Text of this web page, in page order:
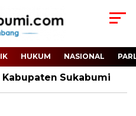
HUKUM NASIONAL
Sukabumi